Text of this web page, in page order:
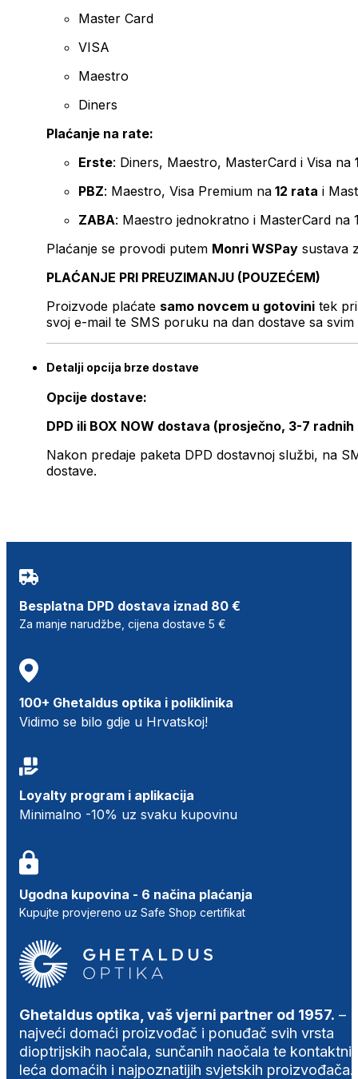
Master Card
VISA
Maestro
Diners
Plaćanje na rate:
Erste: Diners, Maestro, MasterCard i Visa na
PBZ: Maestro, Visa Premium na 12 rata i
ZABA: Maestro jednokratno i MasterCard na
Plaćanje se provodi putem Monri WSPay sustava
PLAĆANJE PRI PREUZIMANJU (POUZEĆEM)
Proizvode plaćate samo novcem u gotovini tek
svoj e-mail te SMS poruku na dan dostave sa svim
Detalji opcija brze dostave
Opcije dostave:
DPD ili BOX NOW dostava (prosječno, 3-7 radnih
Nakon predaje paketa DPD dostavnoj službi, na
dostave.
Besplatna DPD dostava iznad 80 €
Za manje narudžbe, cijena dostave 5 €
100+ Ghetaldus optika i poliklinika
Vidimo se bilo gdje u Hrvatskoj!
Loyalty program i aplikacija
Minimalno -10% uz svaku kupovinu
Ugodna kupovina - 6 načina plaćanja
Kupujte provjereno uz Safe Shop certifikat
Ghetaldus optika, vaš vjerni partner od 1957. –
najveći domaći proizvođač i ponuđač svih vrsta
dioptrijskih naočala, sunčanih naočala te
leća domaćih i najpoznatijih svjetskih proizvođača.